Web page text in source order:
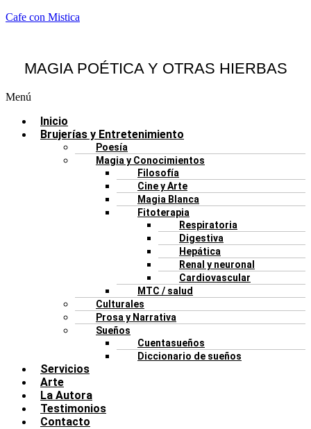
Cafe con Mistica
MAGIA POÉTICA Y OTRAS HIERBAS
Menú
Inicio
Brujerías y Entretenimiento
Poesía
Magia y Conocimientos
Filosofía
Cine y Arte
Magia Blanca
Fitoterapia
Respiratoria
Digestiva
Hepática
Renal y neuronal
Cardiovascular
MTC / salud
Culturales
Prosa y Narrativa
Sueños
Cuentasueños
Diccionario de sueños
Servicios
Arte
La Autora
Testimonios
Contacto